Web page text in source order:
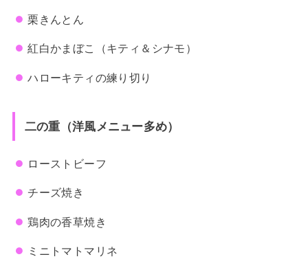
栗きんとん
紅白かまぼこ（キティ＆シナモ）
ハローキティの練り切り
二の重（洋風メニュー多め）
ローストビーフ
チーズ焼き
鶏肉の香草焼き
ミニトマトマリネ